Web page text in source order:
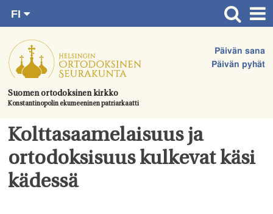
suoraan
sisältöön.
Suomen ortodoksinen kirkko
Konstantinopolin ekumeeninen patriarkaatti
Päivän sana
Päivän pyhät
FI
SV
EN
UA
Etusivu
Ajankohtaista
Juhlat & toimitukset
Kirkot
Apua & tukea
Tule mukaan
Kolttasaamelaisuus ja
ortodoksisuus kulkevat käsi
kädessä